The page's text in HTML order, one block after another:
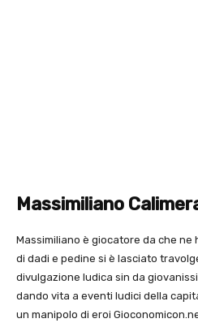
Massimiliano
Massimiliano è giocatore da che ne
di dadi e pedine si è lasciato
divulgazione ludica sin da
dando vita a eventi ludici della
un manipolo di eroi